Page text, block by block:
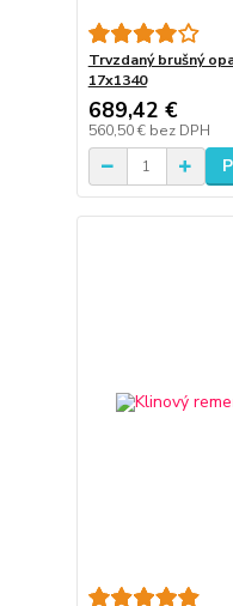
Trvzdaný brušný
17x1340
689,42 €
560,50 € bez DPH